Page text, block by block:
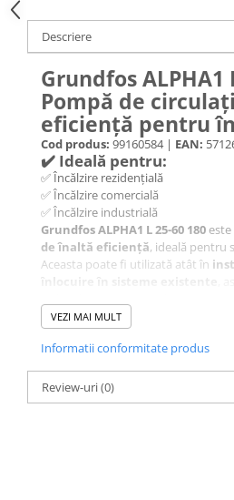
Descriere
Grundfos ALPHA1
Pompă de
eficiență pentru
Cod produs: 99160584 | EAN:
✔️ Ideală pentru:
✅ Încălzire rezidențială
✅ Încălzire comercială
✅ Încălzire industrială
Grundfos ALPHA1 L 25-60 180
de înaltă eficiență, ideală pentru
Aceasta poate fi utilizată atât în
🔹Beneficii principale:
✔️Consum redus de energie
energetică (EEI 0.20)
✔️Durabilitate crescută– corp
material compozit
✔️Compatibilitate extinsă– se
VEZI MAI MULT
Informatii conformitate produs
Review-uri(0)